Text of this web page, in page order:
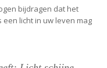
bijdragen dat het
een licht in uw leven mag